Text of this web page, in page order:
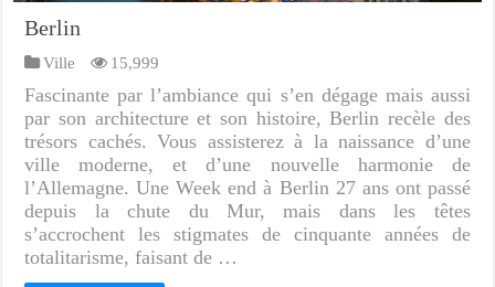
Berlin
Ville 15,999
Fascinante par l’ambiance qui s’en dégage mais aussi
par son architecture et son histoire, Berlin recèle des
trésors cachés. Vous assisterez à la naissance d’une
ville moderne, et d’une nouvelle harmonie de
l’Allemagne. Une Week end à Berlin 27 ans ont passé
depuis la chute du Mur, mais dans les têtes
s’accrochent les stigmates de cinquante années de
totalitarisme, faisant de …